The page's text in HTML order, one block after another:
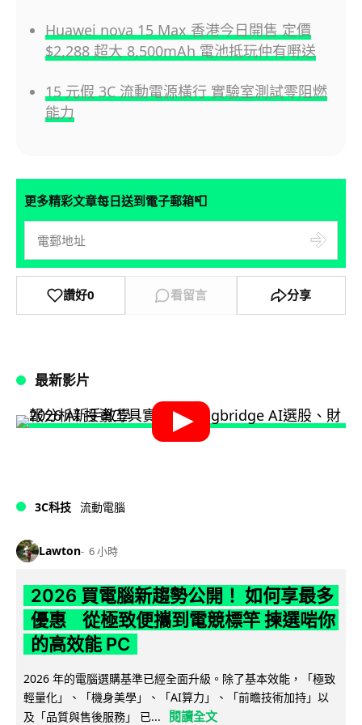
Huawei nova 15 Max 香港今日開售 定價
$2,288 超大 8,500mAh 電池抵玩仲有嘢送
15 元假 3C 流動電源橫行 實驗室測試零阻燃
能力
更多精彩文章每日送到電子郵箱📮
讚好0 看留言 分享
最新影片
3C科技 流動電腦
Lawton 6 小時
2026 買電腦新趨勢公開！ 如何享最多
優惠 從極致便攜到電競標竿 揀選啱你
的高效能 PC
2026 年的電腦選購基準已經全面升級。除了基本效能，「極致
輕量化」、「機身美學」、「AI算力」、「前瞻技術加持」以
及「品質與售後服務」 已...
閱讀全文